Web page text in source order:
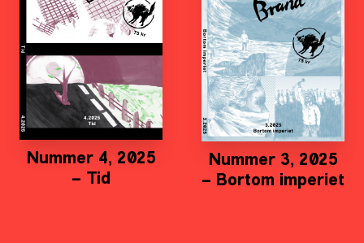
Nummer 4, 2025
– Tid
Nummer 3, 2025
– Bortom imperiet